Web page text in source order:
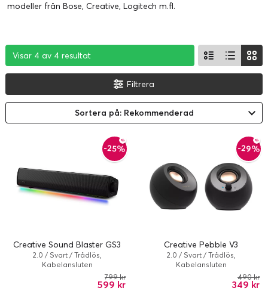
modeller från Bose, Creative, Logitech m.fl.
Visar 4 av 4 resultat
Visar 4 av 4 resultat
Visar 4 av 4 resultat
Filtrera
Sortera på: Rekommenderad
-25%
Creative Sound Blaster GS3
2.0 / Svart / Trådlös,
Kabelansluten
599 kr
799 kr
-29%
Creative Pebble V3
2.0 / Svart / Trådlös,
Kabelansluten
349 kr
490 kr